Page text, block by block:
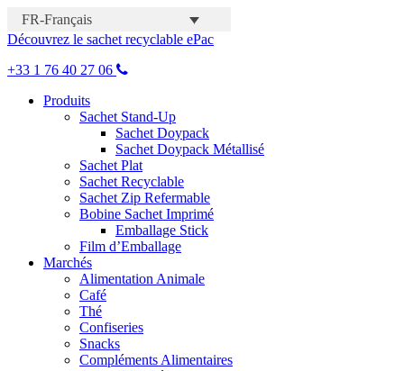
FR-Français
Découvrez le sachet recyclable ePac
+33 1 76 40 27 06
Produits
Sachet Stand-Up
Sachet Doypack
Sachet Doypack Métallisé
Sachet Plat
Sachet Recyclable
Sachet Zip Refermable
Bobine Sachet Imprimé
Emballage Stick
Film d’Emballage
Marchés
Alimentation Animale
Café
Thé
Confiseries
Snacks
Compléments Alimentaires